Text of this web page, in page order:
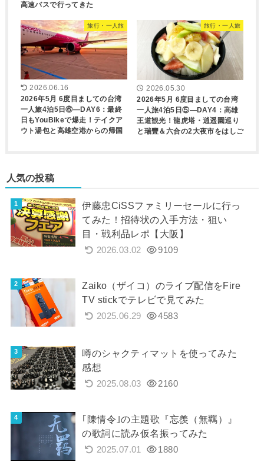
高速バスで行ってきた
旅行・一人旅
2026.06.16
2026年5月 6度目ましての台湾
一人旅4泊5日⑥―DAY6：最終
日もYouBikeで爆走！テイクア
ウト湯包と高雄空港からの帰国
旅行・一人旅
2026.05.30
2026年5月 6度目ましての台湾
一人旅4泊5日⑤―DAY4：高雄
王道観光！龍虎塔・逍遥園巡り
と瑞豐＆六合の2大夜市をはしご
人気の投稿
伊藤忠CiSSファミリーセールに行っ
てみた！招待状の入手方法・狙い
目・戦利品レポ【大阪】
2026.03.02 9109
Zaiko（ザイコ）のライブ配信をFire
TV stickでテレビで見てみた
2025.06.29 4583
噂のシャクティマットを使ってみた
感想
2025.08.03 2160
｢陳情令｣の主題歌『忘羨（無羈）』
の歌詞に読み仮名振ってみた
2025.07.01 1880